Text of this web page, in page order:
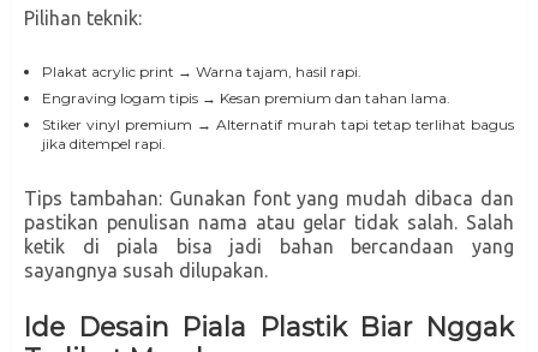
Pilihan teknik:
Plakat acrylic print → Warna tajam, hasil rapi.
Engraving logam tipis → Kesan premium dan tahan lama.
Stiker vinyl premium → Alternatif murah tapi tetap terlihat bagus
jika ditempel rapi.
Tips tambahan: Gunakan font yang mudah dibaca dan
pastikan penulisan nama atau gelar tidak salah. Salah
ketik di piala bisa jadi bahan bercandaan yang
sayangnya susah dilupakan.
Ide Desain Piala Plastik Biar Nggak